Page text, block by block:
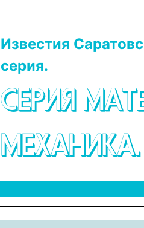
Известия
серия.
СЕРИЯ